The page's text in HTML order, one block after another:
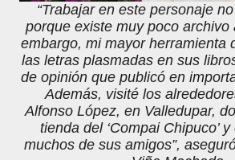
“Trabajar en este personaje
porque existe muy poco archivo
embargo, mi mayor herramienta
las letras plasmadas en sus
de opinión que publicó en
Además, visité los
Alfonso López, en Valledupar,
tienda del ‘Compai Chipuco’
muchos de sus amigos”,